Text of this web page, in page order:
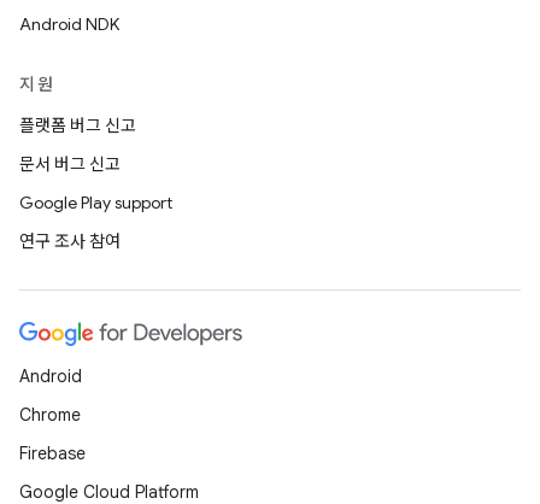
Android NDK
지원
플랫폼 버그 신고
문서 버그 신고
Google Play support
연구 조사 참여
Android
Chrome
Firebase
Google Cloud Platform